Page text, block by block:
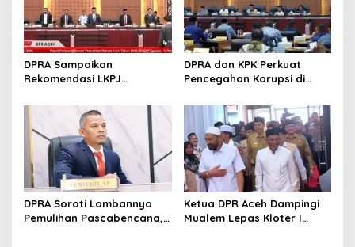
DPRA Sampaikan
Rekomendasi LKPJ
DPRA dan KPK Perkuat
Pencegahan Korupsi di
DPRA Soroti Lambannya
Pemulihan Pascabencana,
Ketua DPR Aceh Dampingi
Mualem Lepas Kloter I